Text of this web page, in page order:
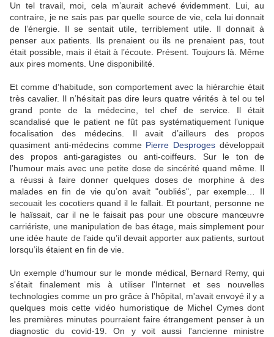
Un tel travail, moi, cela m’aurait achevé évidemment. Lui, au
contraire, je ne sais pas par quelle source de vie, cela lui donnait
de l’énergie. Il se sentait utile, terriblement utile. Il donnait à
penser aux patients. Ils prenaient ou ils ne prenaient pas, tout
était possible, mais il était à l’écoute. Présent. Toujours là. Même
aux pires moments. Une disponibilité.
Et comme d’habitude, son comportement avec la hiérarchie était
très cavalier. Il n’hésitait pas dire leurs quatre vérités à tel ou tel
grand ponte de la médecine, tel chef de service. Il était
scandalisé que le patient ne fût pas systématiquement l’unique
focalisation des médecins. Il avait d’ailleurs des propos
quasiment anti-médecins comme Pierre Desproges développait
des propos anti-garagistes ou anti-coiffeurs. Sur le ton de
l’humour mais avec une petite dose de sincérité quand même. Il
a réussi à faire donner quelques doses de morphine à des
malades en fin de vie qu’on avait "oubliés", par exemple… Il
secouait les cocotiers quand il le fallait. Et pourtant, personne ne
le haïssait, car il ne le faisait pas pour une obscure manœuvre
carriériste, une manipulation de bas étage, mais simplement pour
une idée haute de l’aide qu’il devait apporter aux patients, surtout
lorsqu’ils étaient en fin de vie.
Un exemple d'humour sur le monde médical, Bernard Remy, qui
s'était finalement mis à utiliser l'Internet et ses nouvelles
technologies comme un pro grâce à l'hôpital, m'avait envoyé il y a
quelques mois cette vidéo humoristique de Michel Cymes dont
les premières minutes pourraient faire étrangement penser à un
diagnostic du covid-19. On y voit aussi l'ancienne ministre